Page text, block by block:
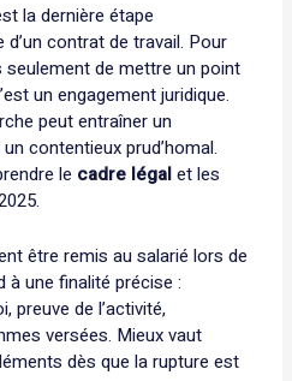
la dernière étape
contrat de travail. Pour
seulement de mettre un point
un engagement juridique.
peut entraîner un
contentieux prud’homal.
le cadre légalet les
être remis au salarié lors de
à une finalité précise :
preuve de l’activité,
versées. Mieux vaut
dès que la rupture est